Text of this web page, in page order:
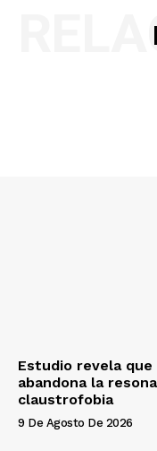
Estudio revela
abandona la
claustrofobia
9 De Agosto De 2026